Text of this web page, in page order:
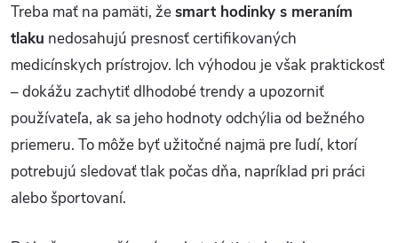
Treba mať na pamäti, žesmart hodinky s meraním
tlaku nedosahujú presnosť certifikovaných
medicínskych prístrojov. Ich výhodou je však praktickosť
– dokážu zachytiť dlhodobé trendy a upozorniť
používateľa, ak sa jeho hodnoty odchýlia od bežného
priemeru. To môže byť užitočné najmä pre ľudí, ktorí
potrebujú sledovať tlak počas dňa, napríklad pri práci
alebo športovaní.